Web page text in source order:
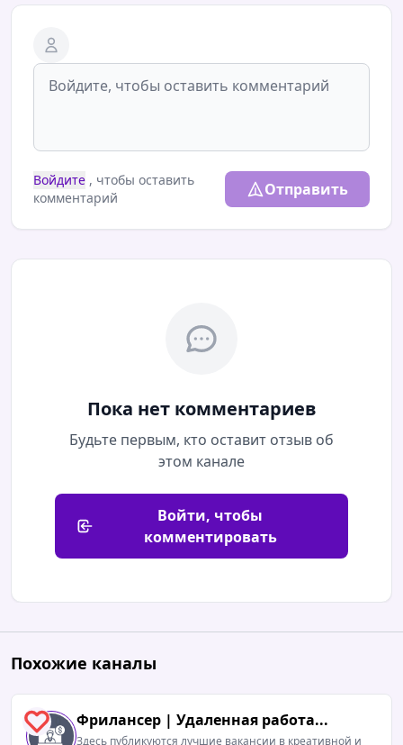
Войдите , чтобы оставить
комментарий
Отправить
Пока нет комментариев
Будьте первым, кто оставит отзыв об
этом канале
Войти, чтобы
комментировать
Похожие каналы
0 Фрилансер | Удаленная работа...
Здесь публикуются лучшие вакансии в креативной и